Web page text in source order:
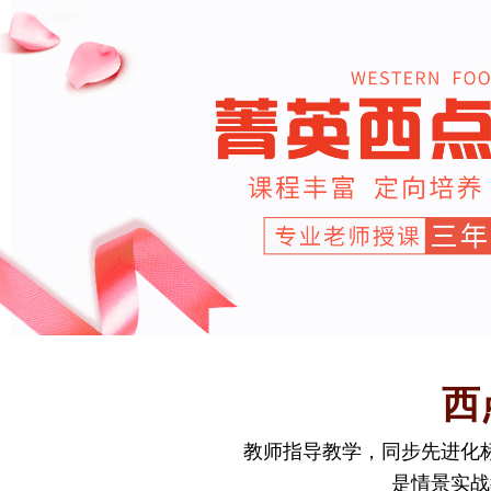
西
教师指导教学，同步先进化
是情景实